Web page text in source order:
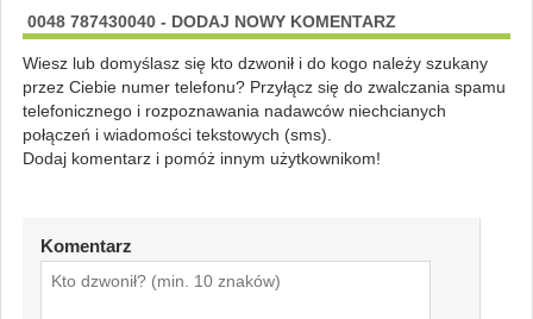
0048 787430040 - DODAJ NOWY KOMENTARZ
Wiesz lub domyślasz się kto dzwonił i do kogo należy szukany
przez Ciebie numer telefonu? Przyłącz się do zwalczania spamu
telefonicznego i rozpoznawania nadawców niechcianych
połączeń i wiadomości tekstowych (sms).
Dodaj komentarz i pomóż innym użytkownikom!
Komentarz